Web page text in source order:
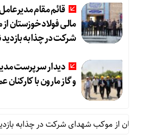
قائم مقام
مالی فولاد خوزستان
شرکت در چذابه
دیدار سرپرست
و گاز مارون با کارکنان
از موکب شهدای شرکت در چذابه بازدید